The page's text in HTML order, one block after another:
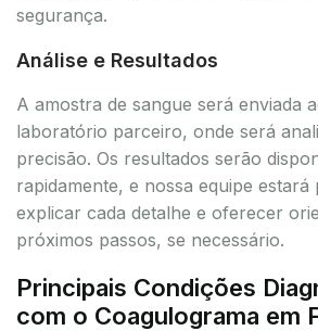
segurança.
Análise e Resultados
A amostra de sangue será enviada
laboratório parceiro, onde será
precisão. Os resultados serão
rapidamente, e nossa equipe
explicar cada detalhe e oferecer
próximos passos, se necessário.
Principais Condições
com o Coagulograma em